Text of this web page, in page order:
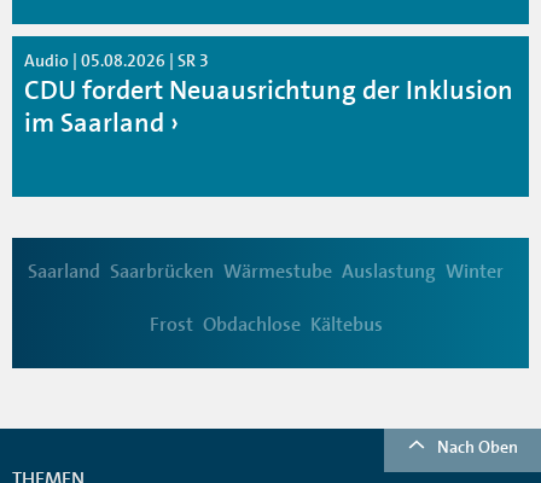
Audio | 05.08.2026 | SR 3
CDU fordert Neuausrichtung der Inklusion
im Saarland
Saarland Saarbrücken Wärmestube Auslastung Winter
Frost Obdachlose Kältebus
Nach Oben